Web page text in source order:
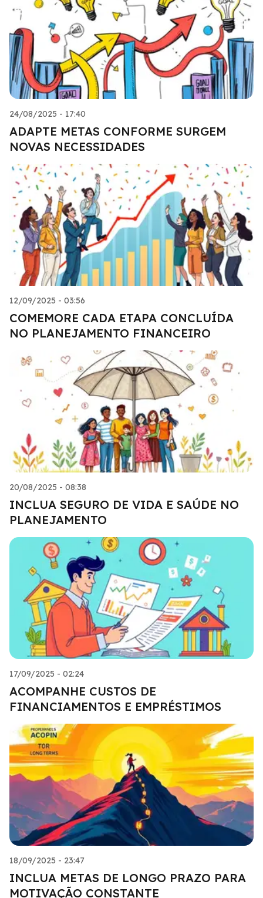
24/08/2025 - 17:40
ADAPTE METAS CONFORME SURGEM
NOVAS NECESSIDADES
12/09/2025 - 03:56
COMEMORE CADA ETAPA CONCLUÍDA
NO PLANEJAMENTO FINANCEIRO
20/08/2025 - 08:38
INCLUA SEGURO DE VIDA E SAÚDE NO
PLANEJAMENTO
17/09/2025 - 02:24
ACOMPANHE CUSTOS DE
FINANCIAMENTOS E EMPRÉSTIMOS
18/09/2025 - 23:47
INCLUA METAS DE LONGO PRAZO PARA
MOTIVAÇÃO CONSTANTE